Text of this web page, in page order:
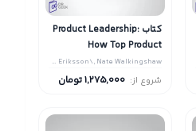
کتاب Product Leadership:
How Top Product
Managers Launch
Awesome Products and
Richard Banfield\, Martin Eriksson\, Nate Walkingshaw
شروع از: 1,275,000تومان